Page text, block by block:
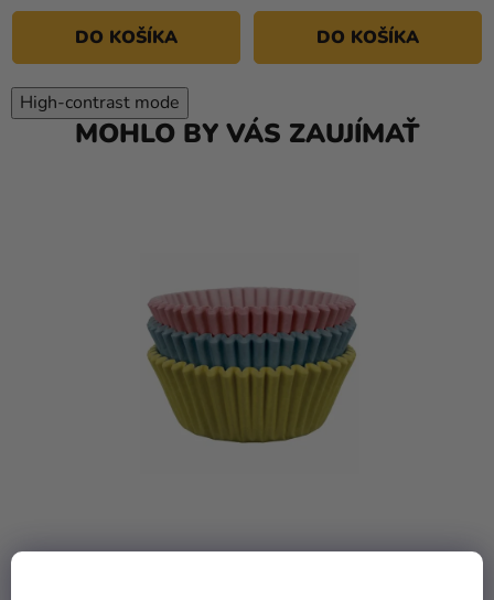
DO KOŠÍKA DO KOŠÍKA
High-contrast mode
MOHLO BY VÁS ZAUJÍMAŤ